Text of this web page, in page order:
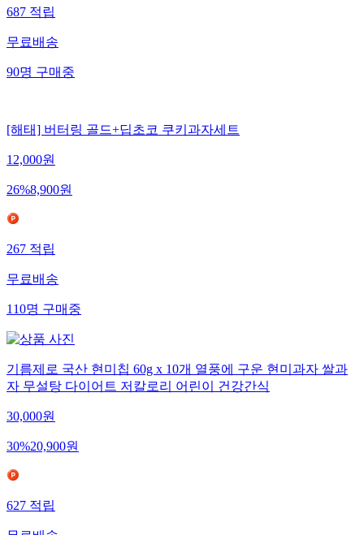
687적립
무료배송
90명구매중
[해태] 버터링 골드+딥초코 쿠키과자세트
12,000원
26%8,900원
267적립
무료배송
110명구매중
기름제로 국산 현미칩 60g x 10개 열풍에 구운 현미과자 쌀과
자 무설탕 다이어트 저칼로리 어린이 건강간식
30,000원
30%20,900원
627적립